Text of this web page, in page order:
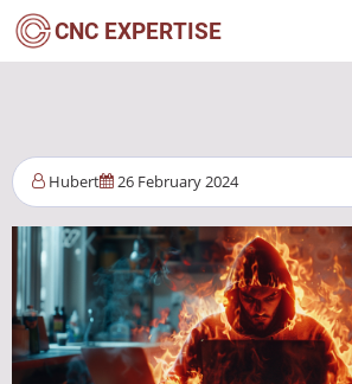
Pasar
CNC EXPERTISE
Hubert 26 February 2024